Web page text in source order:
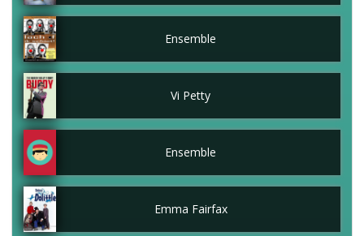
Ensemble
Vi Petty
Ensemble
Emma Fairfax